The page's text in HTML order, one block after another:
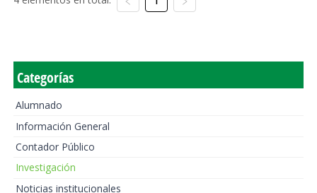
Categorías
Alumnado
Información General
Contador Público
Investigación
Noticias institucionales